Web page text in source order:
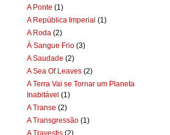
A Ponte (1)
A República Imperial (1)
A Roda (2)
À Sangue Frio (3)
A Saudade (2)
A Sea Of Leaves (2)
A Terra Vai se Tornar um Planeta
Inabitável (1)
A Transe (2)
A Transgressão (1)
A Travestis (2)